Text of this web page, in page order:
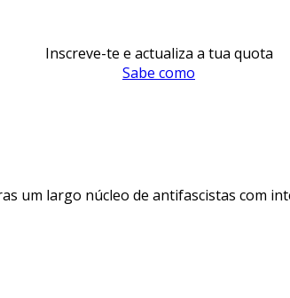
Inscreve-te e actualiza a tua quota
Sabe como
um largo núcleo de antifascistas com